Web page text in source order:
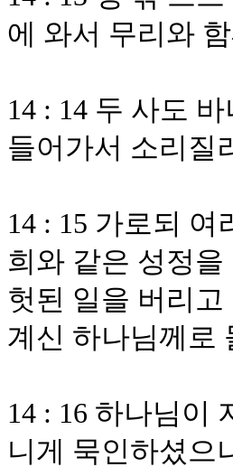
에 와서 무리와
14 : 14 두 사도
들어가서 소리질
14 : 15 가로되
희와 같은 성정
헛된 일을 버리
계신 하나님께로
14 : 16 하나님이
니게 묵인하셨으